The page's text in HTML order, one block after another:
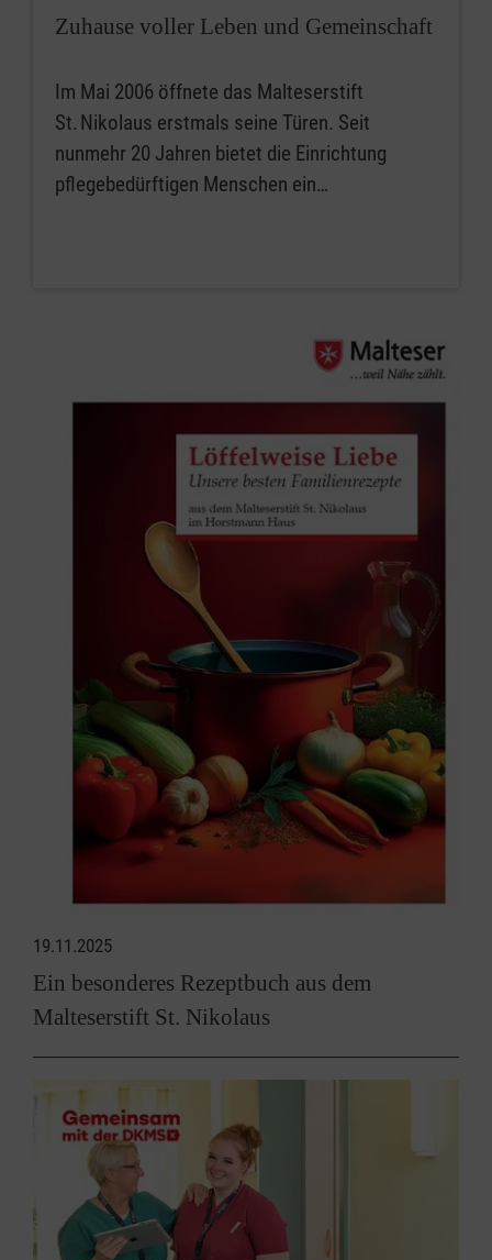
Zuhause voller Leben und Gemeinschaft
Im Mai 2006 öffnete das Malteserstift
St. Nikolaus erstmals seine Türen. Seit
nunmehr 20 Jahren bietet die Einrichtung
pflegebedürftigen Menschen ein…
19.11.2025
Ein besonderes Rezeptbuch aus dem
Malteserstift St. Nikolaus